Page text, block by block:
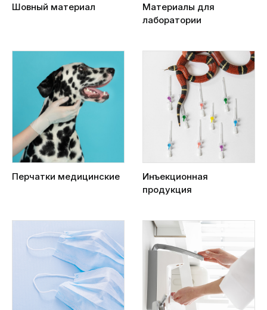
Шовный материал
Материалы для
лаборатории
Перчатки медицинские
Инъекционная
продукция